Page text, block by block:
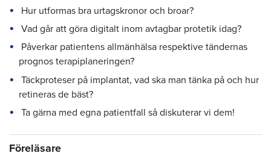
Hur utformas bra urtagskronor och broar?
Vad går att göra digitalt inom avtagbar protetik idag?
Påverkar patientens allmänhälsa respektive tändernas
prognos terapiplaneringen?
Täckproteser på implantat, vad ska man tänka på och hur
retineras de bäst?
Ta gärna med egna patientfall så diskuterar vi dem!
Föreläsare